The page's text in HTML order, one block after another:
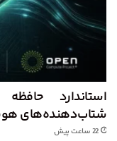
شتاب‌دهنده‌های
22 ساعت پیش